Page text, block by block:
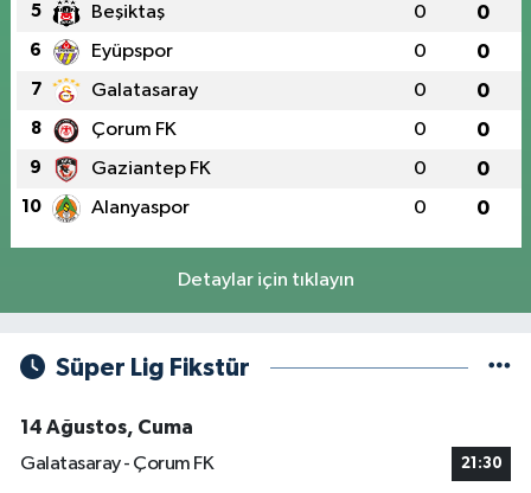
5 Beşiktaş 0 0
6 Eyüpspor 0 0
7 Galatasaray 0 0
8 Çorum FK 0 0
9 Gaziantep FK 0 0
10 Alanyaspor 0 0
Detaylar için tıklayın
Süper Lig Fikstür
14 Ağustos, Cuma
Galatasaray - Çorum FK
21:30